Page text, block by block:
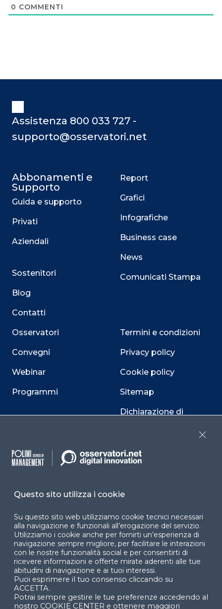
0 COMMENTI
Assistenza 800 033 727 -
supporto@osservatori.net
Abbonamenti e
Supporto
Guida e supporto
Privati
Aziendali
Sostenitori
Blog
Contatti
Osservatori
Convegni
Webinar
Programmi
Report
Grafici
Infografiche
Business case
News
Comunicati Stampa
Termini e condizioni
Privacy policy
Cookie policy
Sitemap
Dichiarazione di
Facebook LinkedIn
YouTube X
Questo sito utilizza i cookie
Su questo sito web utilizziamo cookie tecnici necessari
alla navigazione e funzionali all’erogazione del servizio.
Utilizziamo i cookie anche per fornirti un’esperienza di
navigazione sempre migliore, per facilitare le interazioni
con le nostre funzionalità social e per consentirti di
ricevere informazioni e offerte mirate aderenti alle tue
abitudini di navigazione e ai tuoi interessi.
Puoi esprimere il tuo consenso cliccando su
ACCETTA.
Potrai sempre gestire le tue preferenze accedendo al
nostro COOKIE CENTER e ottenere maggiori